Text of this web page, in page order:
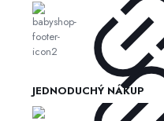
JEDNODUCHÝ NÁKUP